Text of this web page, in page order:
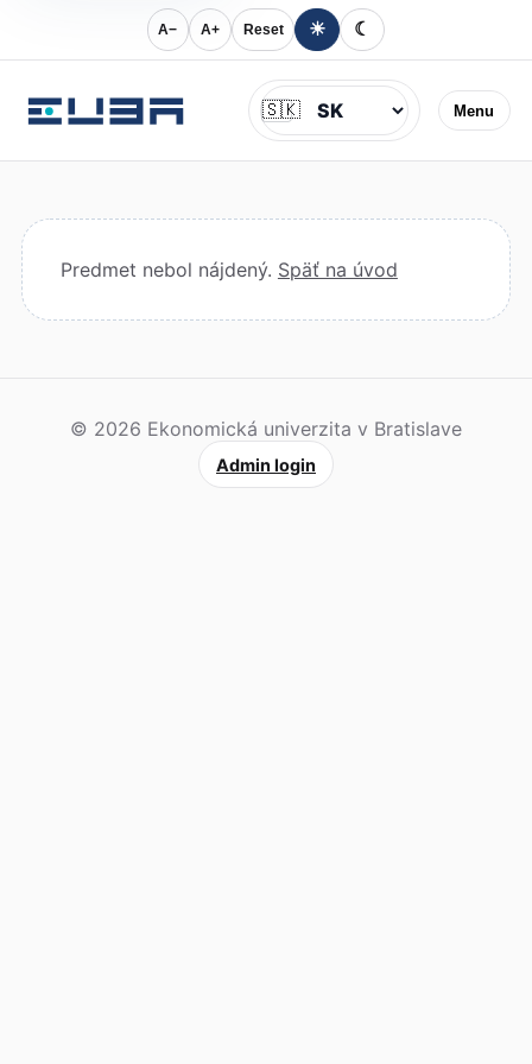
A− A+ Reset ☀ ☾
Menu
Jazyk
🇸🇰
Predmet nebol nájdený. Späť na úvod
© 2026 Ekonomická univerzita v Bratislave
Admin login